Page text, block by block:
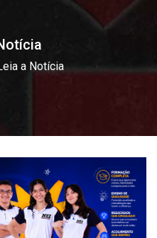
a Notícia